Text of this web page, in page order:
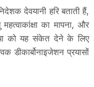
देवयानी हरि बताती हैं,
का मापना, और
को यह संकेत देने के लिए
डीकार्बोनाइजेशन प्रयासों